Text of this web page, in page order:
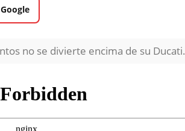
no se divierte encima de su Ducati.